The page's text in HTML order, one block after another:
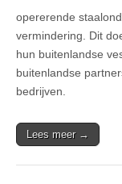
opererende
vermindering. Dit
hun buitenlandse
buitenlandse
bedrijven.
Lees meer →